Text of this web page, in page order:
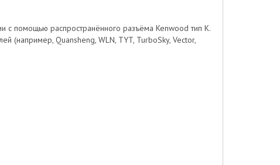
с помощью распространённого разъёма Kenwood тип К.
(например, Quansheng, WLN, TYT, TurboSky, Vector,